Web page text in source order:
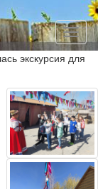
экскурсия для